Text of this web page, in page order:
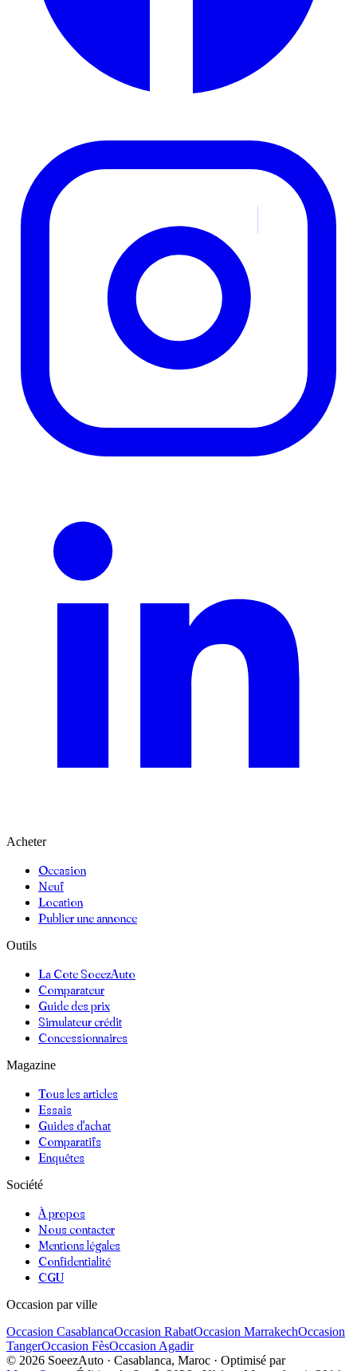
Acheter
Occasion
Neuf
Location
Publier une annonce
Outils
La Cote SoeezAuto
Comparateur
Guide des prix
Simulateur crédit
Concessionnaires
Magazine
Tous les articles
Essais
Guides d'achat
Comparatifs
Enquêtes
Société
À propos
Nous contacter
Mentions légales
Confidentialité
CGU
Occasion par ville
Occasion CasablancaOccasion RabatOccasion MarrakechOccasion
TangerOccasion FèsOccasion Agadir
© 2026 SoeezAuto · Casablanca, Maroc · Optimisé par